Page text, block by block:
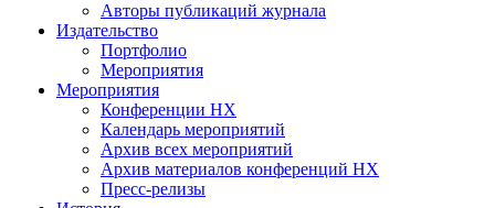
Авторы публикаций журнала
Издательство
Портфолио
Мероприятия
Мероприятия
Конференции НХ
Календарь мероприятий
Архив всех мероприятий
Архив материалов конференций НХ
Пресс-релизы